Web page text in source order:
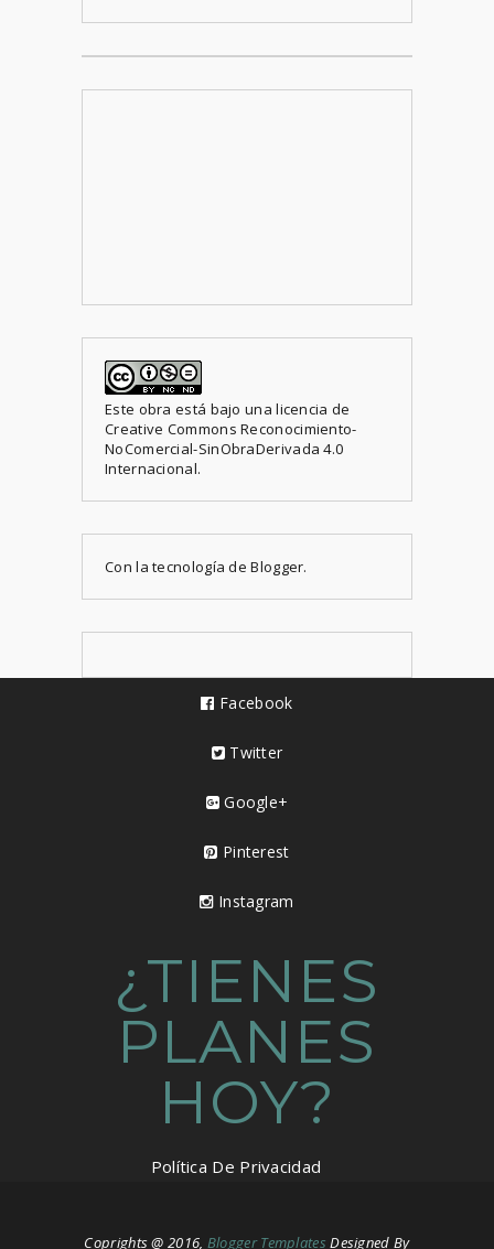
Este obra está bajo unalicencia de
Creative Commons Reconocimiento-
NoComercial-SinObraDerivada 4.0
Internacional.
Con la tecnología deBlogger.
Facebook
Twitter
Google+
Pinterest
Instagram
¿TIENES
PLANES
HOY?
Política De Privacidad
Coprights @ 2016, Blogger Templates Designed By